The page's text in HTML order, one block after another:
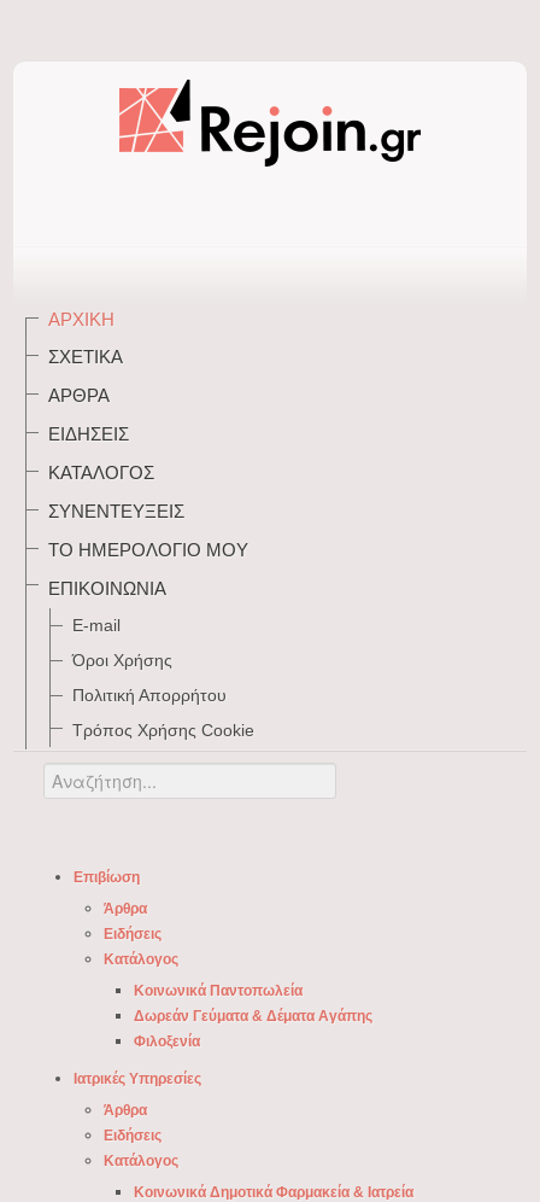
ΑΡΧΙΚΉ
ΣΧΕΤΙΚΆ
ΆΡΘΡΑ
ΕΙΔΉΣΕΙΣ
ΚΑΤΆΛΟΓΟΣ
ΣΥΝΕΝΤΕΎΞΕΙΣ
ΤΟ ΗΜΕΡΟΛΌΓΙΌ ΜΟΥ
ΕΠΙΚΟΙΝΩΝΊΑ
E-mail
Όροι Χρήσης
Πολιτική Απορρήτου
Τρόπος Xρήσης Cookie
Αναζήτηση...
Επιβίωση
Άρθρα
Ειδήσεις
Κατάλογος
Κοινωνικά Παντοπωλεία
Δωρεάν Γεύματα & Δέματα Αγάπης
Φιλοξενία
Ιατρικές Υπηρεσίες
Άρθρα
Ειδήσεις
Κατάλογος
Κοινωνικά Δημοτικά Φαρμακεία & Ιατρεία